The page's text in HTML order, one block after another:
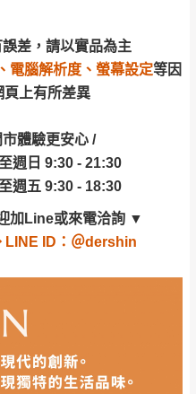
差，請以實品為主
電腦解析度、螢幕設定等因
頁上有所差異
體驗更安心 /
週日 9:30 - 21:30
週五 9:30 - 18:30
加Line或來電洽詢▼
ID：＠dershin
週日 9:30 - 21:30
週五 9:30 - 18:30
加Line或來電洽詢
、天候惡劣、過於偏遠之
過於困難等因素，導致無
最大努力完成配送外，視
賣家無提供吊掛服務，若
吊運，費用將由買方自行
達，司機當天到貨前皆會
在家等貨，以免浪費你的
安全，本司得視狀況延後
店前、閉店後時段，並送
無法送至指定樓面。
完整包裝。鑑賞期間
之汙損破壞，恕無法
服務，超過7日鑑賞
客人使用習慣、居家
素導致商品損壞、零
費用，需由消費者自
意:鑑賞期非試用期)，
於鑑賞期內退貨之情
費。
開場合之商品則無享